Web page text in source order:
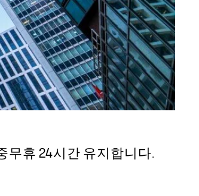
무휴 24시간 유지합니다.